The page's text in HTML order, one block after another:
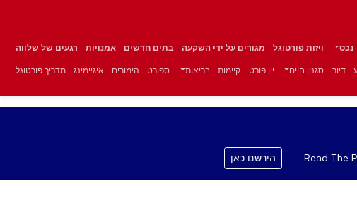
נכס ויזות פורטוגל מגורים על ידי השקעה בתים חדשים אמנויות רגעים של שלווה
דיור סגנון חיים יין פורט קיימות בריאות ספורט הימורים איגיימינג מדריך פורטוגל
Read The הירשם כאן